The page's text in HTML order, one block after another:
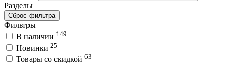
Разделы
Сброс фильтра
Фильтры
В наличии 149
Новинки 25
Товары со скидкой 63